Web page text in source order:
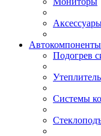
Автокомпоненты
Подогрев
Системы